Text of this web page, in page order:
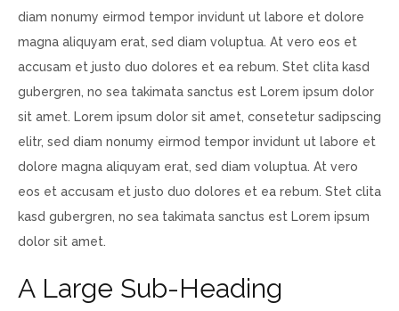
diam nonumy eirmod tempor invidunt ut labore et dolore
magna aliquyam erat, sed diam voluptua. At vero eos et
accusam et justo duo dolores et ea rebum. Stet clita kasd
gubergren, no sea takimata sanctus est Lorem ipsum dolor
sit amet. Lorem ipsum dolor sit amet, consetetur sadipscing
elitr, sed diam nonumy eirmod tempor invidunt ut labore et
dolore magna aliquyam erat, sed diam voluptua. At vero
eos et accusam et justo duo dolores et ea rebum. Stet clita
kasd gubergren, no sea takimata sanctus est Lorem ipsum
dolor sit amet.
A Large Sub-Heading